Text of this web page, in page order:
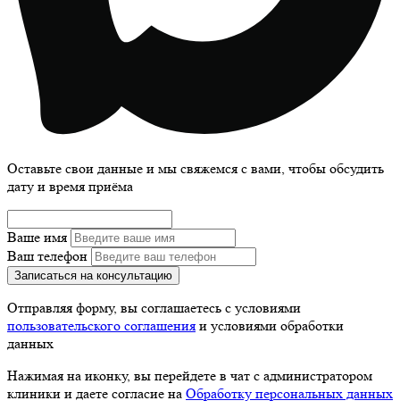
Оставьте свои данные и мы свяжемся с вами, чтобы обсудить
дату и время приёма
Ваше имя
Ваш телефон
Записаться на консультацию
Отправляя форму, вы соглашаетесь с условиями
пользовательского соглашения и условиями обработки
данных
Нажимая на иконку, вы перейдете в чат с администратором
клиники и даете согласие на Обработку персональных данных